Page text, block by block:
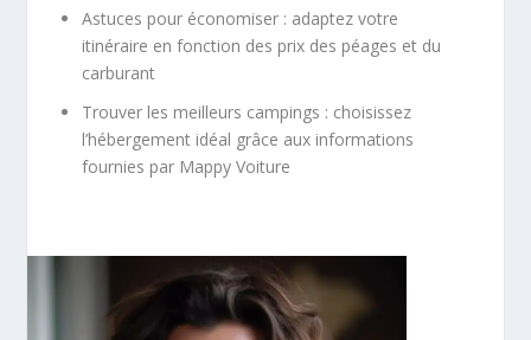
Astuces pour économiser : adaptez votre
itinéraire en fonction des prix des péages et du
carburant
Trouver les meilleurs campings : choisissez
l’hébergement idéal grâce aux informations
fournies par Mappy Voiture